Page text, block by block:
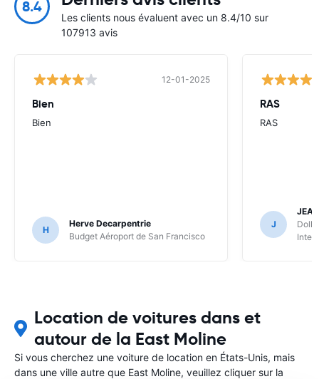
8.4
Les clients nous évaluent avec un 8.4/10 sur
107913 avis
12-01-2025
Bien
Bien
H
Herve Decarpentrie
Budget Aéroport de San Francisco
RAS
RAS
J
Location de voitures dans et
autour de la East Moline
Si vous cherchez une voiture de location en États-Unis, mais
dans une ville autre que East Moline, veuillez cliquer sur la